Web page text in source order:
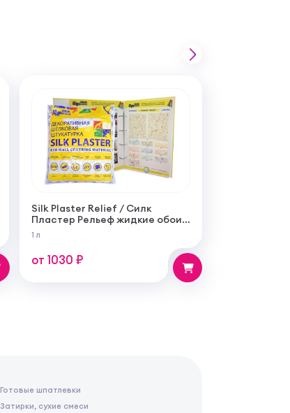
Silk Plaster Relief / Силк
Пластер Рельеф жидкие обои
(шелковая декоративная
штукатурка)
1 л
от 1030 ₽
Готовые шпатлевки
Затирки, сухие смеси